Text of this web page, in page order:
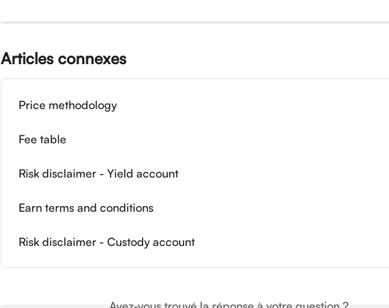
Articles connexes
Price methodology
Fee table
Risk disclaimer - Yield account
Earn terms and conditions
Risk disclaimer - Custody account